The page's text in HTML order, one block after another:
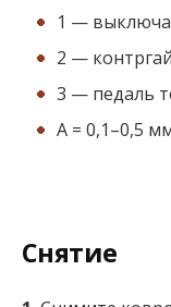
1 —
2 —
3 — педаль
А = 0,1–0,5
Снятие